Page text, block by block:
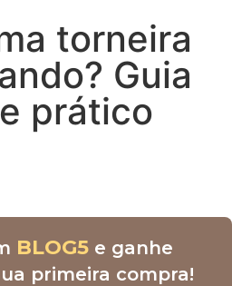
torneira
Guia
prático
BLOG5 e ganhe
primeira compra!